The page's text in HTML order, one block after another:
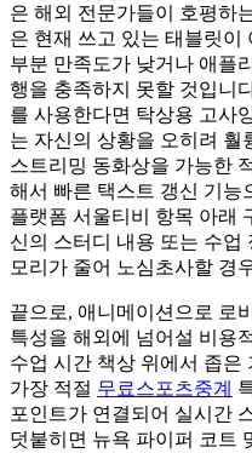
은 해외 전문가들이 호평하
은 현재 쓰고 있는 태블릿이
부분 만족도가 낮거나 애플
행을 충족하지 못할 것입니
를 사용한다면 탁상용 고사
는 자신의 상황을 오히려 훨
스트리밍 동화상을 가능한
해서 빠른 택스트 갱신 기능
플랫폼 서울티비 항목 아래
신의 스터디 내용 또는 수업
모리가 줄어 노심초사할 경
끝으로, 애니메이션으로 로
특성을 해외에 넘어설 비용
수업 시간 책상 위에서 좁은
가장 적절 무료스포츠중계
포인트가 연결되어 실시간
덧붙히면 뉴욕 파이퍼 코트